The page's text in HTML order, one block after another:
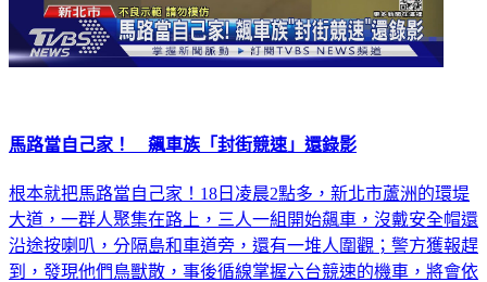
馬路當自己家！ 飆車族「封街競速」還錄影
根本就把馬路當自己家！18日凌晨2點多，新北市蘆洲的環堤
大道，一群人聚集在路上，三人一組開始飆車，沒戴安全帽還
沿途按喇叭，分隔島和車道旁，還有一堆人圍觀；警方獲報趕
到，發現他們鳥獸散，事後循線掌握六台競速的機車，將會依